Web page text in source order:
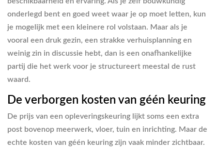
onderlegd bent en goed weet waar je op moet letten, kun
je mogelijk met een kleinere rol volstaan. Maar als je
vooral een druk gezin, een strakke verhuisplanning en
weinig zin in discussie hebt, dan is een onafhankelijke
partij die het werk voor je structureert meestal de rust
waard.
De verborgen kosten van géén keuring
De prijs van een opleveringskeuring lijkt soms een extra
post bovenop meerwerk, vloer, tuin en inrichting. Maar de
echte kosten van géén keuring zijn vaak minder zichtbaar.